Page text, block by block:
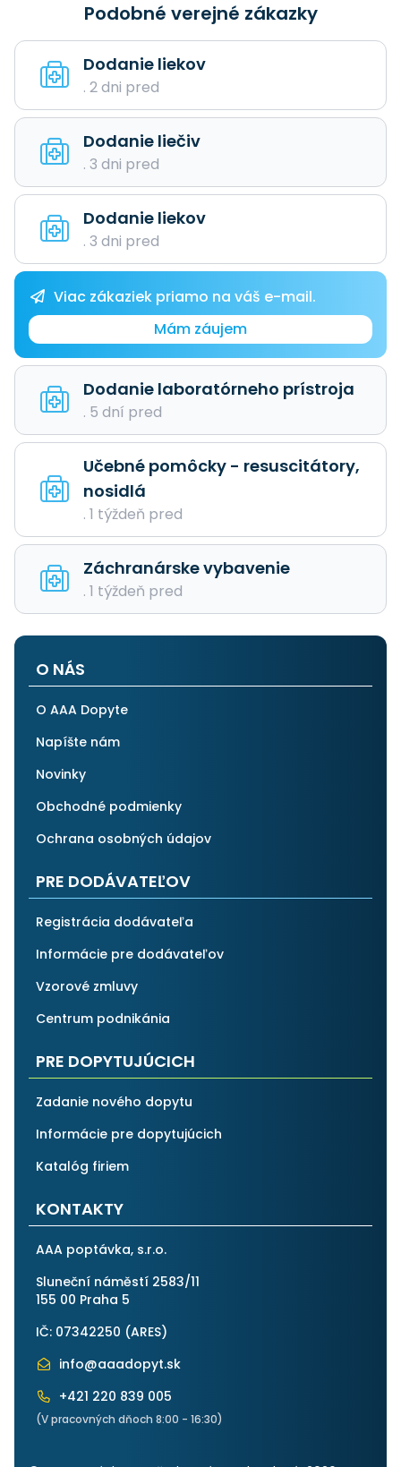
Podobné verejné zákazky
Dodanie liekov
. 2 dni pred
Dodanie liečiv
. 3 dni pred
Dodanie liekov
. 3 dni pred
Viac zákaziek priamo na váš e-mail.
Mám záujem
Dodanie laboratórneho prístroja
. 5 dní pred
Učebné pomôcky - resuscitátory,
nosidlá
. 1 týždeň pred
Záchranárske vybavenie
. 1 týždeň pred
O NÁS
O AAA Dopyte
Napíšte nám
Novinky
Obchodné podmienky
Ochrana osobných údajov
PRE DODÁVATEĽOV
Registrácia dodávateľa
Informácie pre dodávateľov
Vzorové zmluvy
Centrum podnikánia
PRE DOPYTUJÚCICH
Zadanie nového dopytu
Informácie pre dopytujúcich
Katalóg firiem
KONTAKTY
AAA poptávka, s.r.o.
Sluneční náměstí 2583/11
155 00 Praha 5
IČ: 07342250 (ARES)
info@aaadopyt.sk
+421 220 839 005
(V pracovných dňoch 8:00 - 16:30)